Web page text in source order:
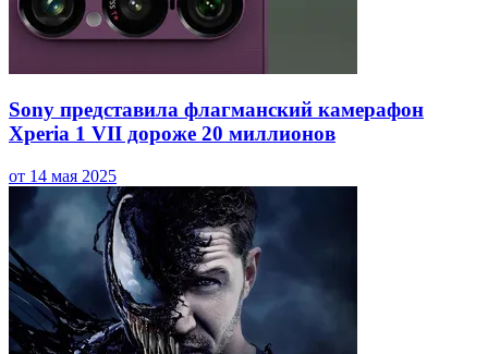
Sony представила флагманский камерафон
Xperia 1 VII дороже 20 миллионов
от 14 мая 2025